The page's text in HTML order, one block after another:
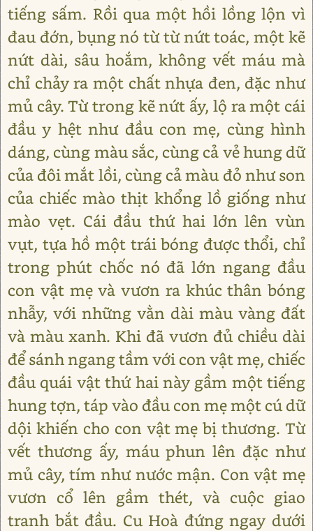
tiếng sấm. Rồi qua một hồi lồng lộn vì
đau đớn, bụng nó từ từ nứt toác, một kẽ
nứt dài, sâu hoắm, không vết máu mà
chỉ chảy ra một chất nhựa đen, đặc như
mủ cây. Từ trong kẽ nứt ấy, lộ ra một cái
đầu y hệt như đầu con mẹ, cùng hình
dáng, cùng màu sắc, cùng cả vẻ hung dữ
của đôi mắt lồi, cùng cả màu đỏ như son
của chiếc mào thịt khổng lồ giống như
mào vẹt. Cái đầu thứ hai lớn lên vùn
vụt, tựa hồ một trái bóng được thổi, chỉ
trong phút chốc nó đã lớn ngang đầu
con vật mẹ và vươn ra khúc thân bóng
nhẫy, với những vằn dài màu vàng đất
và màu xanh. Khi đã vươn đủ chiều dài
để sánh ngang tầm với con vật mẹ, chiếc
đầu quái vật thứ hai này gầm một tiếng
hung tợn, táp vào đầu con mẹ một cú dữ
dội khiến cho con vật mẹ bị thương. Từ
vết thương ấy, máu phun lên đặc như
mủ cây, tím như nước mận. Con vật mẹ
vươn cổ lên gầm thét, và cuộc giao
tranh bắt đầu. Cu Hoà đứng ngay dưới